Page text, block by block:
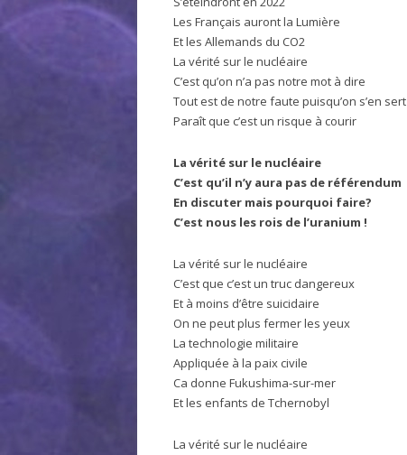
Les Français auront la Lumière
Et les Allemands du CO2
La vérité sur le nucléaire
C’est qu’on n’a pas notre mot à dire
Tout est de notre faute puisqu’on s’en sert
Paraît que c’est un risque à courir
La vérité sur le nucléaire
C’est qu’il n’y aura pas de référendum
En discuter mais pourquoi faire?
C’est nous les rois de l’uranium !
La vérité sur le nucléaire
C’est que c’est un truc dangereux
Et à moins d’être suicidaire
On ne peut plus fermer les yeux
La technologie militaire
Appliquée à la paix civile
Ca donne Fukushima-sur-mer
Et les enfants de Tchernobyl
La vérité sur le nucléaire